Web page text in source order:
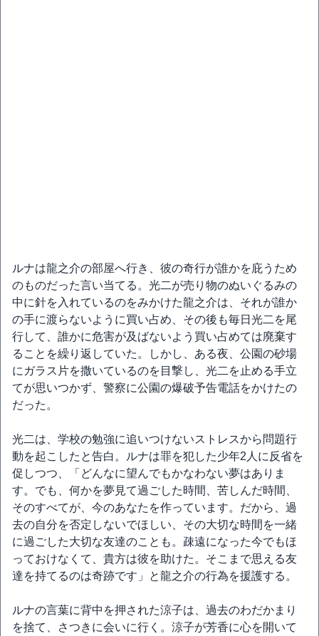
ルナは龍之介の部屋へ行き、彼の奇行が誰かを庇うため
のものだった言い当てる。光二が売り物のぬいぐるみの
中に針を入れているのをみかけた龍之介は、それが誰か
の手に渡らないように買い占め、その後も毎日光二を尾
行して、誰かに危害が及ばないよう買い占めては廃棄す
ることを繰り返していた。しかし、ある夜、公園の砂場
にガラス片を撒いているのを目撃し、光二を止める手立
てが思いつかず、警察に公園の爆破予告電話をかけたの
だった。
光二は、学校の勉強に追いつけないストレスから問題行
動を起こしたと告白。ルナは罪を犯した少年2人に反省を
促しつつ、「どんなに望んでもかなわない夢はありま
す。でも、何かを夢見て過ごした時間、苦しんだ時間、
そのすべてが、今のあなたを作っています。だから、過
去の自分を否定しないでほしい、その大切な時間を一緒
に過ごした大切な友達のことも。疎遠になった今でもほ
っておけなくて、貴方は彼を助けた。そこまで思える友
達を持てるのは奇跡です」と龍之介の行為を援護する。
ルナの言葉に背中を押された涼子は、過去のわだかまり
を捨て、さつきに会いに行く。涼子が芳香に心を開いて